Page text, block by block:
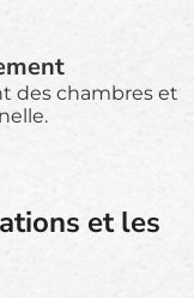
des chambres et
et les